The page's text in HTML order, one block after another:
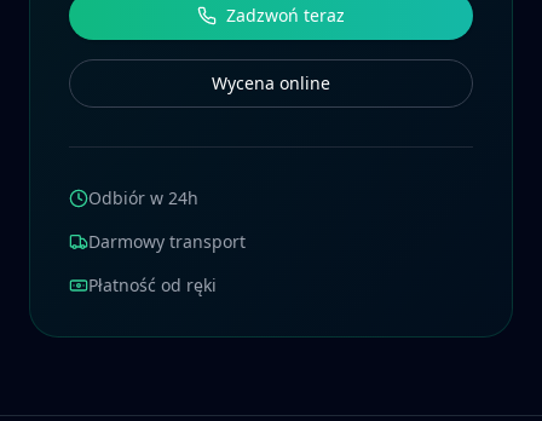
Zadzwoń teraz
Wycena online
Odbiór w 24h
Darmowy transport
Płatność od ręki